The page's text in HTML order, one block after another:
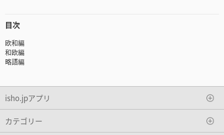
目次
欧和編
和欧編
略語編
isho.jpアプリ
カテゴリー